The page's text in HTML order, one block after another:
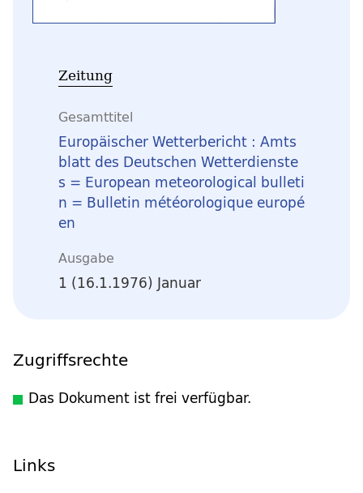
Zeitung
Gesamttitel
Europäischer Wetterbericht : Amts
blatt des Deutschen Wetterdienste
s = European meteorological bulleti
n = Bulletin météorologique europé
en
Ausgabe
1 (16.1.1976) Januar
Zugriffsrechte
Das Dokument ist frei verfügbar.
Links